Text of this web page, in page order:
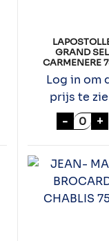
GRUNER
GRAND SEL
CARMENERE
Log in om
prijs te
-
+